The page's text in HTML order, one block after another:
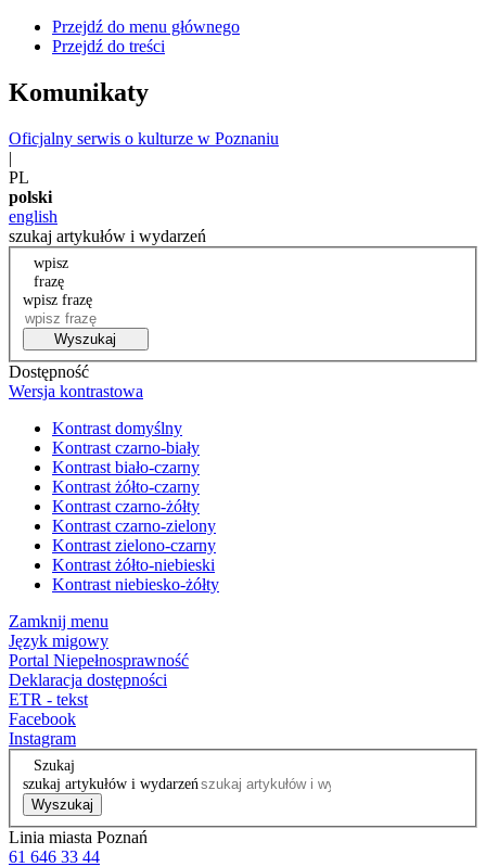
Przejdź do menu głównego
Przejdź do treści
Komunikaty
Oficjalny serwis o kulturze w Poznaniu
|
PL
polski
english
szukaj artykułów i wydarzeń
wpisz
frazę
wpisz frazę
Wyszukaj
Dostępność
Wersja kontrastowa
Kontrast domyślny
Kontrast czarno-biały
Kontrast biało-czarny
Kontrast żółto-czarny
Kontrast czarno-żółty
Kontrast czarno-zielony
Kontrast zielono-czarny
Kontrast żółto-niebieski
Kontrast niebiesko-żółty
Zamknij menu
Język migowy
Portal Niepełnosprawność
Deklaracja dostępności
ETR - tekst
Facebook
Instagram
Szukaj
szukaj artykułów i wydarzeń
Wyszukaj
Linia miasta Poznań
61 646 33 44